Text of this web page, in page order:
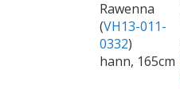
Rawenna
(VH13-011-
0332)
hann, 165cm